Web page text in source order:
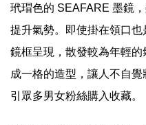
玳瑁色的 SEAFARE 墨鏡
提升氣勢。即使掛在領口
鏡框呈現，散發較為年輕
成一格的造型，讓人不自
引眾多男女粉絲購入收藏。